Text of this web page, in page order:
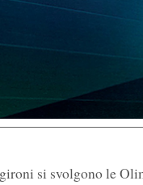
si svolgono le